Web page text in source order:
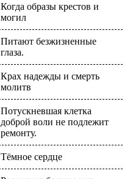
Когда образы крестов и
могил
Питают безжизненные
глаза.
Крах надежды и смерть
молитв
Потускневшая клетка
доброй воли не подлежит
ремонту.
Тёмное сердце